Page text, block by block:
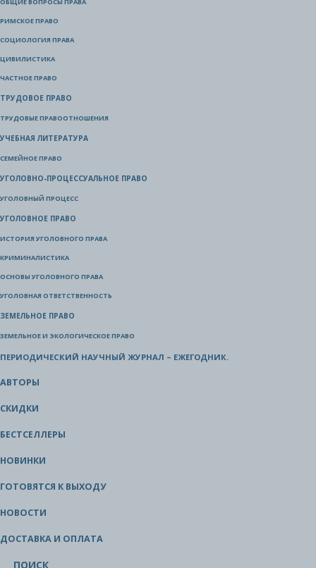
ОБЩИЕ ВОПРОСЫ ПРАВА
РИМСКОЕ ПРАВО
СОЦИОЛОГИЯ ПРАВА
ЦИВИЛИСТИКА
ЧАСТНОЕ ПРАВО
ТРУДОВОЕ ПРАВО
ТРУДОВЫЕ ПРАВООТНОШЕНИЯ
УЧЕБНАЯ ЛИТЕРАТУРА
СЕМЕЙНОЕ ПРАВО
УГОЛОВНО-ПРОЦЕССУАЛЬНОЕ ПРАВО
УГОЛОВНЫЙ ПРОЦЕСС
УГОЛОВНОЕ ПРАВО
ИСТОРИЯ УГОЛОВНОГО ПРАВА
КРИМИНАЛИСТИКА
ОСНОВЫ УГОЛОВНОГО ПРАВА
УГОЛОВНАЯ ОТВЕТСТВЕННОСТЬ
ЗЕМЕЛЬНОЕ ПРАВО
ЗЕМЕЛЬНОЕ И ЭКОЛОГИЧЕСКОЕ ПРАВО
ПЕРИОДИЧЕСКИЙ НАУЧНЫЙ ЖУРНАЛ – ЕЖЕГОДНИК.
АВТОРЫ
СКИДКИ
БЕСТСЕЛЛЕРЫ
НОВИНКИ
ГОТОВЯТСЯ К ВЫХОДУ
НОВОСТИ
ДОСТАВКА И ОПЛАТА
ПОИСК